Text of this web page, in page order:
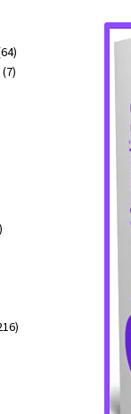
6464
productos
77
216